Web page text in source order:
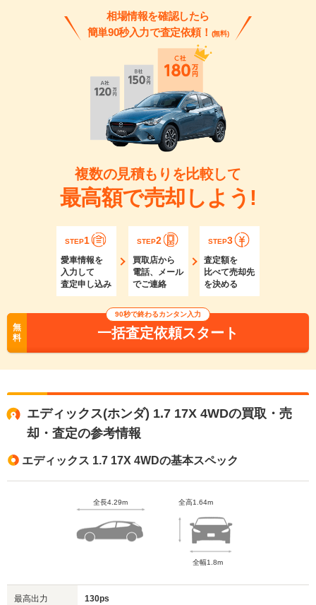
相場情報を確認したら
簡単90秒入力で査定依頼！ (無料)
複数の見積もりを比較して
最高額で売却しよう!
STEP1
愛車情報を
入力して
査定申し込み
STEP2
買取店から
電話、メール
でご連絡
STEP3
査定額を
比べて売却先
を決める
無
料
90秒で終わるカンタン入力
一括査定依頼スタート
エディックス(ホンダ) 1.7 17X 4WDの買取・売
却・査定の参考情報
エディックス 1.7 17X 4WDの基本スペック
全長4.29m 全高1.64m
全幅1.8m
最高出力 130ps